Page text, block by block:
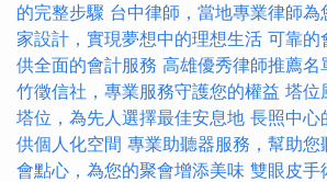
的完整步驟 台中律師，當地專業律師
家設計，實現夢想中的理想生活 可靠的
供全面的會計服務 高雄優秀律師推薦名
竹徵信社，專業服務守護您的權益 塔位
塔位，為先人選擇最佳安息地 長照中心
供個人化空間 專業助聽器服務，幫助您
會點心，為您的聚會增添美味 雙眼皮手